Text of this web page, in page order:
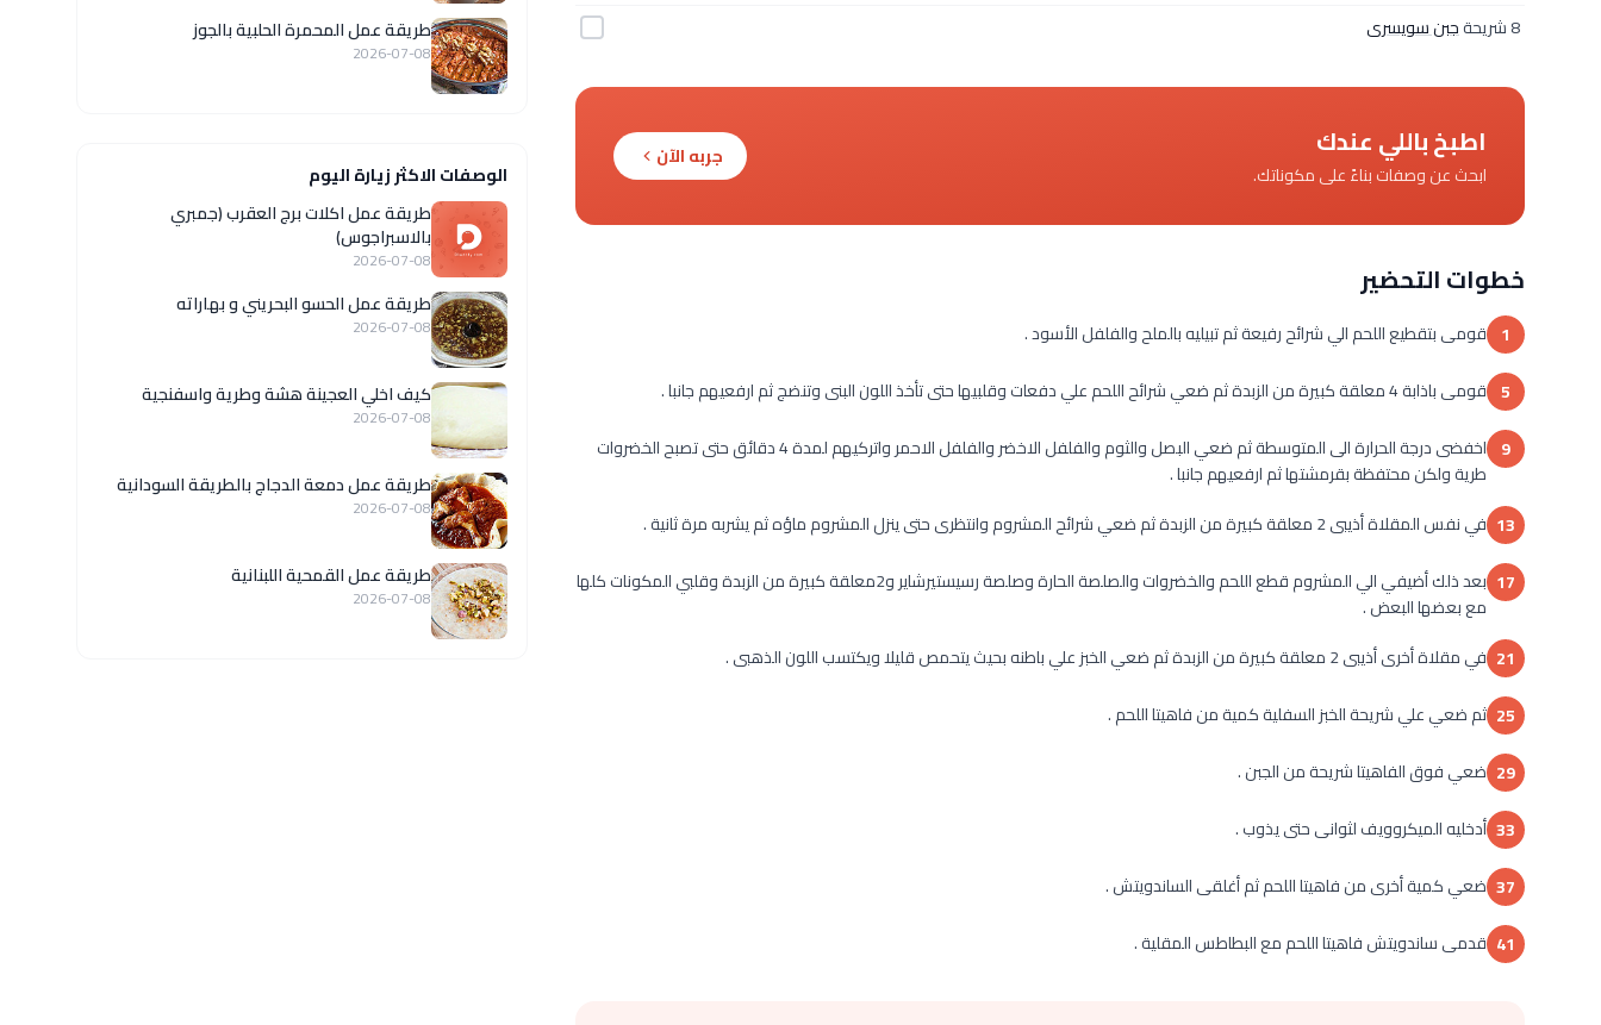
8 شريحة جبن سويسرى
اطبخ باللي عندك
ابحث عن وصفات بناءً على مكوناتك.
جربه الآن
خطوات التحضير
1 قومى بتقطيع اللحم الي شرائح رفيعة ثم تبيليه بالملح والفلفل الأسود .
5 قومى باذابة 4 معلقة كبيرة من الزبدة ثم ضعي شرائح اللحم علي دفعات وقلبيها حتى تأخذ اللون البنى وتنضج ثم ارفعيهم جانبا .
9
اخفضى درجة الحرارة الى المتوسطة ثم ضعي البصل والثوم والفلفل الاخضر والفلفل الاحمر واتركيهم لمدة 4 دقائق حتى تصبح الخضروات
طرية ولكن محتفظة بقرمشتها ثم ارفعيهم جانبا .
13 في نفس المقلاة أذيبى 2 معلقة كبيرة من الزبدة ثم ضعي شرائح المشروم وانتظرى حتى ينزل المشروم ماؤه ثم يشربه مرة ثانية .
17
بعد ذلك أضيفي الي المشروم قطع اللحم والخضروات والصلصة الحارة وصلصة رسيستيرشاير و2معلقة كبيرة من الزبدة وقلبي المكونات كلها
مع بعضها البعض .
21 في مقلاة أخرى أذيبى 2 معلقة كبيرة من الزبدة ثم ضعي الخبز علي باطنه بحيث يتحمص قليلا ويكتسب اللون الذهبى .
25 ثم ضعي علي شريحة الخبز السفلية كمية من فاهيتا اللحم .
29 ضعي فوق الفاهيتا شريحة من الجبن .
33 أدخليه الميكروويف لثوانى حتى يذوب .
37 ضعي كمية أخرى من فاهيتا اللحم ثم أغلقى الساندويتش .
41 قدمى ساندويتش فاهيتا اللحم مع البطاطس المقلية .
طريقة عمل المحمرة الحلبية بالجوز
2026-07-08
الوصفات الاكثر زيارة اليوم
طريقة عمل اكلات برج العقرب (جمبري
بالاسبراجوس)
2026-07-08
طريقة عمل الحسو البحريني و بهاراته
2026-07-08
كيف اخلي العجينة هشة وطرية واسفنجية
2026-07-08
طريقة عمل دمعة الدجاج بالطريقة السودانية
2026-07-08
طريقة عمل القمحية اللبنانية
2026-07-08